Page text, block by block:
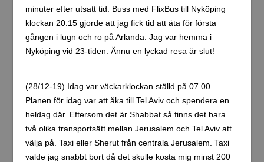
minuter efter utsatt tid. Buss med FlixBus till Nyköping
klockan 20.15 gjorde att jag fick tid att äta för första
gången i lugn och ro på Arlanda. Jag var hemma i
Nyköping vid 23-tiden. Ännu en lyckad resa är slut!
(28/12-19) Idag var väckarklockan ställd på 07.00.
Planen för idag var att åka till Tel Aviv och spendera en
heldag där. Eftersom det är Shabbat så finns det bara
två olika transportsätt mellan Jerusalem och Tel Aviv att
välja på. Taxi eller Sherut från centrala Jerusalem. Taxi
valde jag snabbt bort då det skulle kosta mig minst 200